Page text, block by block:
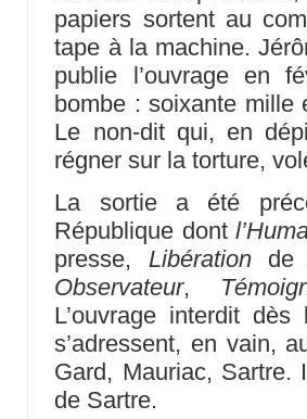
papiers sortent au
tape à la machine.
publie l’ouvrage en
bombe : soixante mille
Le non-dit qui, en
régner sur la torture,
La sortie a été
République dont
presse, Libérationde
Observateur,
L’ouvrage interdit
s’adressent, en vain,
Gard, Mauriac, Sartre.
de Sartre.